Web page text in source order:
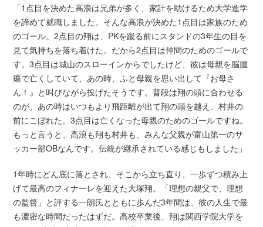
「1点目を決めた高浪は兄弟が多く、家計を助けるため大学進学
を諦めて就職しました。そんな高浪が決めた1点目は家族のため
のゴール。2点目の翔は、PKを蹴る前にスタンドの3年生の目を
見て気持ちを落ち着けた。だから2点目は仲間のためのゴールで
す。3点目は城山のスローインからでしたけど、彼は母親を脳腫
瘍で亡くしていて、あの時、ふと母親を思い出して『お母さ
ん！』と叫びながら投げたそうです。普段は翔の頭に合わせる
のが、あの時はいつもより飛距離が出て翔の頭を越え、村井の
前にこぼれた。3点目は亡くなった母親のためのゴールですね。
もっと言うと、高浪も翔も村井も、みんな父親が富山第一のサ
ッカー部OBなんです。伝統が継承されている感じもしました」
1年時にどん底に落とされ、そこから立ち直り、一歩ずつ積み上
げて最高のフィナーレを迎えた大塚翔。「理想の親父で、理想
の監督」と評する一朗氏とともに歩んだ3年間は、彼の人生で最
も濃密な時間だったはずだ。高校卒業後、翔は関西学院大学を